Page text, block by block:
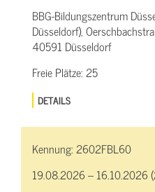
BBG-Bildungszentrum
Düsseldorf),
40591 Düsseldorf
Freie Plätze:25
DETAILS
Kennung:2602FBL60
19.08.2026 – 16.10.2026